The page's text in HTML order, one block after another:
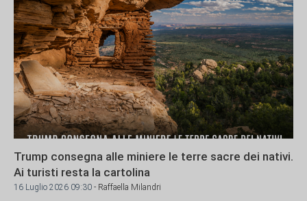
Trump consegna alle miniere le terre sacre dei nativi.
Ai turisti resta la cartolina
16 Luglio 2026 09:30 - Raffaella Milandri